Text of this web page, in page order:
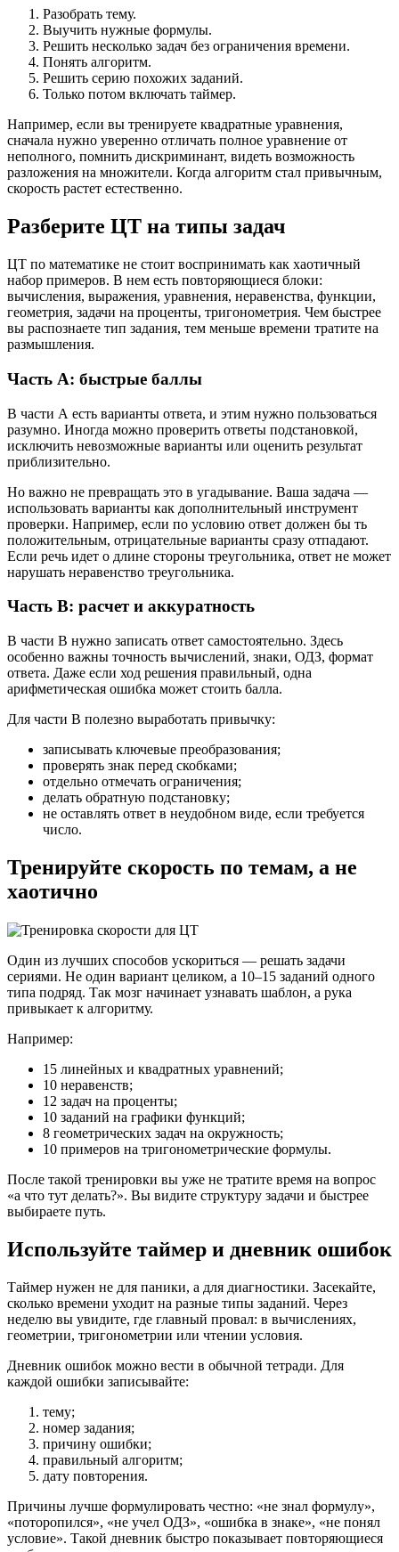
Разобрать тему.
Выучить нужные формулы.
Решить несколько задач без ограничения времени.
Понять алгоритм.
Решить серию похожих заданий.
Только потом включать таймер.
Например, если вы тренируете квадратные уравнения,
сначала нужно уверенно отличать полное уравнение от
неполного, помнить дискриминант, видеть возможность
разложения на множители. Когда алгоритм стал привычным,
скорость растет естественно.
Разберите ЦТ на типы задач
ЦТ по математике не стоит воспринимать как хаотичный
набор примеров. В нем есть повторяющиеся блоки:
вычисления, выражения, уравнения, неравенства, функции,
геометрия, задачи на проценты, тригонометрия. Чем быстрее
вы распознаете тип задания, тем меньше времени тратите на
размышления.
Часть А: быстрые баллы
В части А есть варианты ответа, и этим нужно пользоваться
разумно. Иногда можно проверить ответы подстановкой,
исключить невозможные варианты или оценить результат
приблизительно.
Но важно не превращать это в угадывание. Ваша задача —
использовать варианты как дополнительный инструмент
проверки. Например, если по условию ответ должен бы ть
положительным, отрицательные варианты сразу отпадают.
Если речь идет о длине стороны треугольника, ответ не может
нарушать неравенство треугольника.
Часть В: расчет и аккуратность
В части В нужно записать ответ самостоятельно. Здесь
особенно важны точность вычислений, знаки, ОДЗ, формат
ответа. Даже если ход решения правильный, одна
арифметическая ошибка может стоить балла.
Для части В полезно выработать привычку:
записывать ключевые преобразования;
проверять знак перед скобками;
отдельно отмечать ограничения;
делать обратную подстановку;
не оставлять ответ в неудобном виде, если требуется
число.
Тренируйте скорость по темам, а не
хаотично
Один из лучших способов ускориться — решать задачи
сериями. Не один вариант целиком, а 10–15 заданий одного
типа подряд. Так мозг начинает узнавать шаблон, а рука
привыкает к алгоритму.
Например:
15 линейных и квадратных уравнений;
10 неравенств;
12 задач на проценты;
10 заданий на графики функций;
8 геометрических задач на окружность;
10 примеров на тригонометрические формулы.
После такой тренировки вы уже не тратите время на вопрос
«а что тут делать?». Вы видите структуру задачи и быстрее
выбираете путь.
Используйте таймер и дневник ошибок
Таймер нужен не для паники, а для диагностики. Засекайте,
сколько времени уходит на разные типы заданий. Через
неделю вы увидите, где главный провал: в вычислениях,
геометрии, тригонометрии или чтении условия.
Дневник ошибок можно вести в обычной тетради. Для
каждой ошибки записывайте:
тему;
номер задания;
причину ошибки;
правильный алгоритм;
дату повторения.
Причины лучше формулировать честно: «не знал формулу»,
«поторопился», «не учел ОДЗ», «ошибка в знаке», «не понял
условие». Такой дневник быстро показывает повторяющиеся